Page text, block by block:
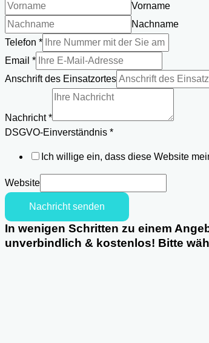
Vorname
Nachname
Telefon *
Email
Nachricht
Email *
Anschrift des Einsatzortes
Nachricht*
DSGVO-Einverständnis *
Ich willige ein, dass diese Website
Website
Nachricht senden
In wenigen Schritten zu einem
unverbindlich & kostenlos! Bitte